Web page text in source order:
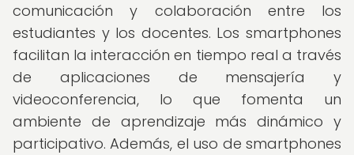
comunicación y colaboración entre los
estudiantes y los docentes. Los smartphones
facilitan la interacción en tiempo real a través
de aplicaciones de mensajería y
videoconferencia, lo que fomenta un
ambiente de aprendizaje más dinámico y
participativo. Además, el uso de smartphones